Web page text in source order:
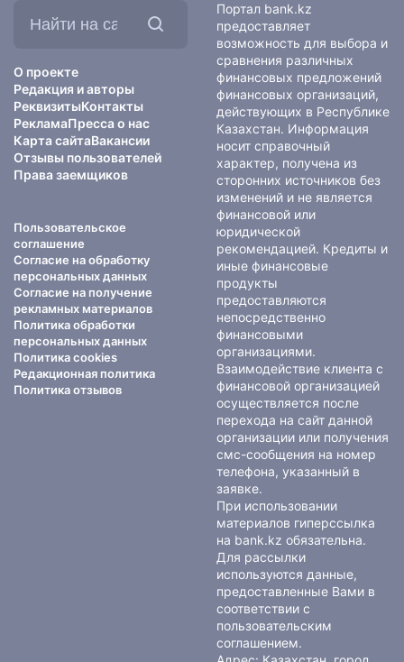
О проекте
Редакция и авторы
РеквизитыКонтакты
РекламаПресса о нас
Карта сайтаВакансии
Отзывы пользователей
Права заемщиков
Пользовательское
соглашение
Согласие на обработку
персональных данных
Согласие на получение
рекламных материалов
Политика обработки
персональных данных
Политика cookies
Редакционная политика
Политика отзывов
Портал bank.kz
предоставляет
возможность для выбора и
сравнения различных
финансовых предложений
финансовых организаций,
действующих в Республике
Казахстан. Информация
носит справочный
характер, получена из
сторонних источников без
изменений и не является
финансовой или
юридической
рекомендацией. Кредиты и
иные финансовые
продукты
предоставляются
непосредственно
финансовыми
организациями.
Взаимодействие клиента с
финансовой организацией
осуществляется после
перехода на сайт данной
организации или получения
смс-сообщения на номер
телефона, указанный в
заявке.
При использовании
материалов гиперссылка
на bank.kz обязательна.
Для рассылки
используются данные,
предоставленные Вами в
соответствии с
пользовательским
соглашением.